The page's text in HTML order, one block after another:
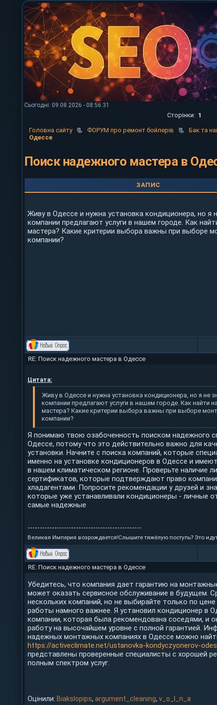
Сьогодні: 09.08.2026 - 08:56:31
Сторінки: 1
Головна сайту 📃 ФОРУМ про ремонт бойлерів 📃 Бак та
Одессе
Поиск надежного мастера в
ЗАПИС
Живу в Одессе и нужна установка кондиционера, но я
компании предлагают услуги в нашем городе. Как
мастера? Какие критерии выбора важны при выборе
компании?
RE: Поиск надежного мастера в Одессе
Цитата:
Живу в Одессе и нужна установка кондиционера, но я не
компании предлагают услуги в нашем городе. Как найти
мастера? Какие критерии выбора важны при выборе
компании?
Я понимаю твою озабоченность поиском надежного
Одессе, потому что это действительно важно для
установки. Начните с поиска компаний, которые
именно на установке кондиционеров в Одессе и
в нашем климатическом регионе. Проверьте наличие
сертификатов, которые подтверждают право
хладагентами. Попросите рекомендации у друзей и
которые уже устанавливали кондиционеры - личные
самые надежные
-----------------------------------------------
Великая Империя возрождается!Слышите тяжёлую поступь? Это
RE: Поиск надежного мастера в Одессе
Убедитесь, что компания дает гарантию на
может оказать сервисное обслуживание в будущем.
нескольких компаний, но не выбирайте только по
работы намного важнее. Я установил кондиционер в
компании, которая была рекомендована соседями, и
работу на высочайшем уровне с полной гарантией.
надежных монтажных компаниях в Одессе можно
https://activeclimate.net/ustanovka-kondyczyonerov-
представлены проверенные специалисты с хорошей
полным спектром услуг.
Оцінили: Biakslopips, argument_cleaning, v_o_l_n_a